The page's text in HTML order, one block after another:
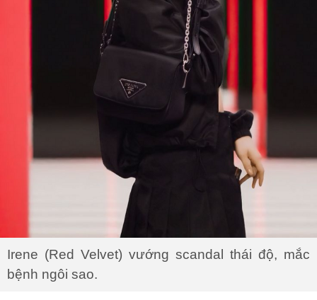
Irene (Red Velvet) vướng scandal thái độ, mắc
bệnh ngôi sao.